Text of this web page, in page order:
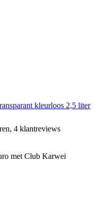
kleurloos 2,5 liter
4 klantreviews
met Club Karwei